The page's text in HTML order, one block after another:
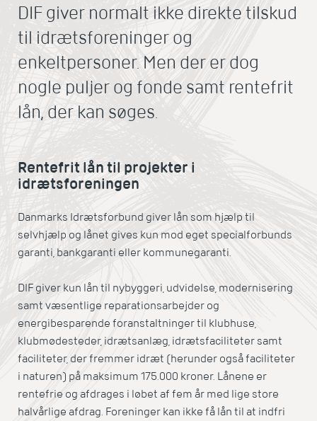
DIF giver normalt ikke direkte tilskud
til idrætsforeninger og
enkeltpersoner. Men der er dog
nogle puljer og fonde samt rentefrit
lån, der kan søges.
Rentefrit lån til projekter i
idrætsforeningen
Danmarks Idrætsforbund giver lån som hjælp til
selvhjælp og lånet gives kun mod eget specialforbunds
garanti, bankgaranti eller kommunegaranti.
DIF giver kun lån til nybyggeri, udvidelse, modernisering
samt væsentlige reparationsarbejder og
energibesparende foranstaltninger til klubhuse,
klubmødesteder, idrætsanlæg, idrætsfaciliteter samt
faciliteter, der fremmer idræt (herunder også faciliteter
i naturen) på maksimum 175.000 kroner. Lånene er
rentefrie og afdrages i løbet af fem år med lige store
halvårlige afdrag. Foreninger kan ikke få lån til at indfri